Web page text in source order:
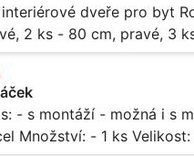
ks - 80 cm, pravé, 3 ks - 60